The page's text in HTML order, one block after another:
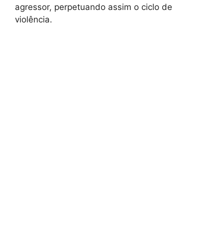
agressor, perpetuando assim o ciclo de
violência.